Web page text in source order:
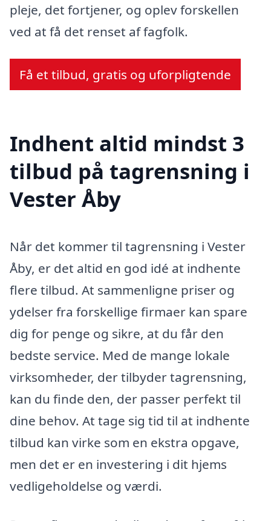
pleje, det fortjener, og oplev forskellen
ved at få det renset af fagfolk.
Få et tilbud, gratis og uforpligtende
Indhent altid mindst 3
tilbud på tagrensning i
Vester Åby
Når det kommer til tagrensning i Vester
Åby, er det altid en god idé at indhente
flere tilbud. At sammenligne priser og
ydelser fra forskellige firmaer kan spare
dig for penge og sikre, at du får den
bedste service. Med de mange lokale
virksomheder, der tilbyder tagrensning,
kan du finde den, der passer perfekt til
dine behov. At tage sig tid til at indhente
tilbud kan virke som en ekstra opgave,
men det er en investering i dit hjems
vedligeholdelse og værdi.